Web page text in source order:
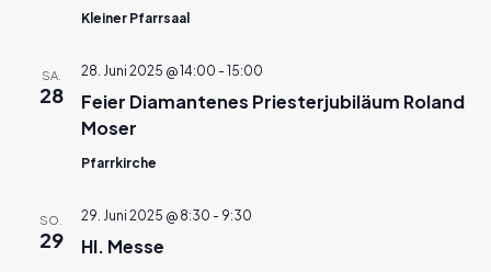
Kleiner Pfarrsaal
SA.
28
Feier Diamantenes Priesterjubiläum Roland
Moser
28. Juni 2025 @ 14:00 - 15:00
Pfarrkirche
SO.
29 Hl. Messe
29. Juni 2025 @ 8:30 - 9:30